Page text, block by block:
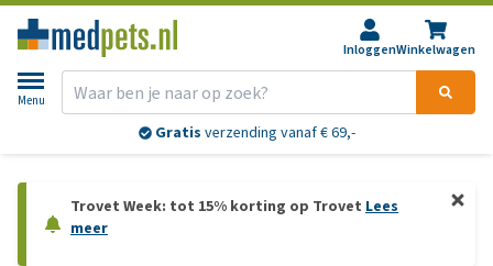
InloggenWinkelwagen
Menu
Gratis verzending vanaf € 69,-
Trovet Week: tot 15% korting op Trovet Lees
meer